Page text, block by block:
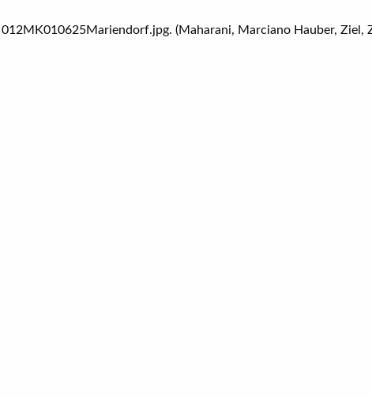
(Maharani, Marciano Hauber,